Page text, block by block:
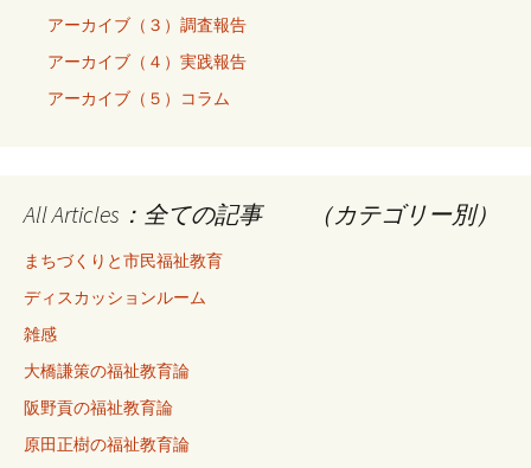
アーカイブ（３）調査報告
アーカイブ（４）実践報告
アーカイブ（５）コラム
All Articles：全ての記事 （カテゴリー別）
まちづくりと市民福祉教育
ディスカッションルーム
雑感
大橋謙策の福祉教育論
阪野貢の福祉教育論
原田正樹の福祉教育論